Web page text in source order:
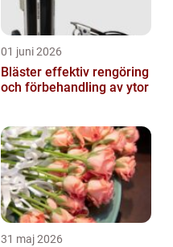
01 juni 2026
Bläster effektiv rengöring
och förbehandling av ytor
31 maj 2026